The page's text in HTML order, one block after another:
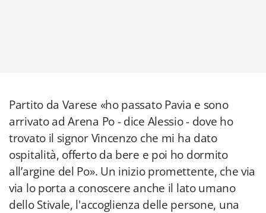
Partito da Varese «ho passato Pavia e sono
arrivato ad Arena Po - dice Alessio - dove ho
trovato il signor Vincenzo che mi ha dato
ospitalità, offerto da bere e poi ho dormito
all’argine del Po». Un inizio promettente, che via
via lo porta a conoscere anche il lato umano
dello Stivale, l'accoglienza delle persone, una